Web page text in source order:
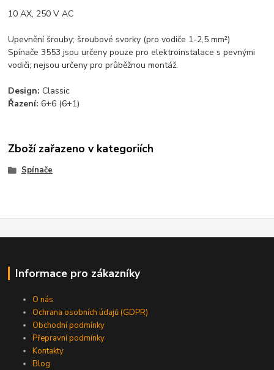
10 AX, 250 V AC
Upevnění šrouby; šroubové svorky (pro vodiče 1-2,5 mm²)
Spínače 3553 jsou určeny pouze pro elektroinstalace s pevnými
vodiči; nejsou určeny pro průběžnou montáž.
Design: Classic
Řazení: 6+6 (6+1)
Zboží zařazeno v kategoriích
Spínače
Informace pro zákazníky
O nás
Ochrana osobních údajů (GDPR)
Obchodní podmínky
Přepravní podmínky
Kontakty
Blog